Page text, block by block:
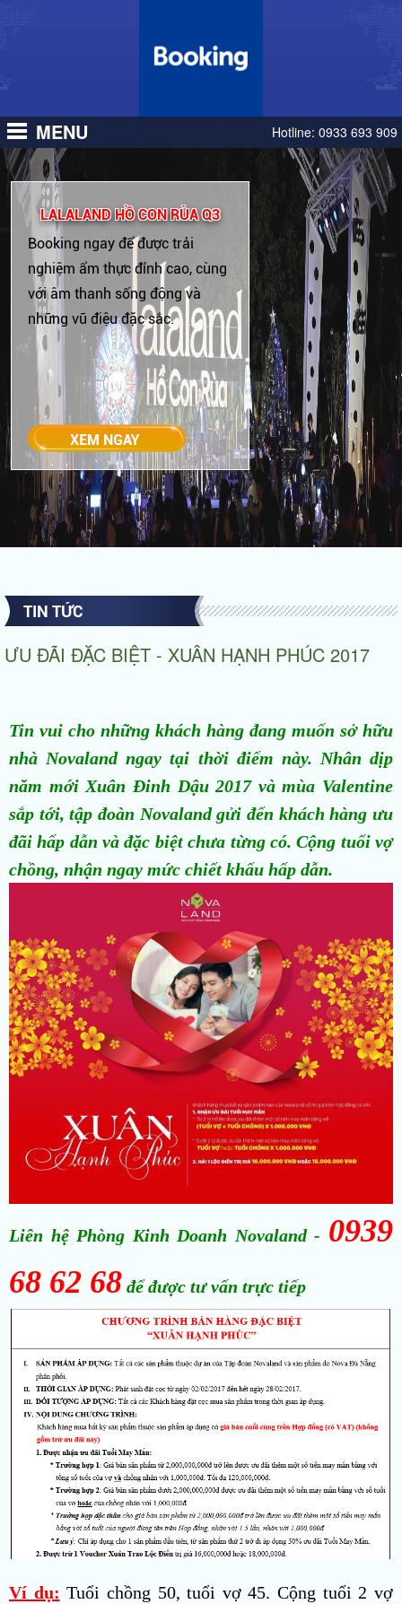
MENU Hotline: 0933 693 909
LALALAND HỒ CON RÙA Q3
Booking ngay để được trải
nghiệm ẩm thực đỉnh cao, cùng
với âm thanh sống động và
những vũ điệu đặc sắc.
TIN TỨC
ƯU ĐÃI ĐẶC BIỆT - XUÂN HẠNH PHÚC 2017
Tin vui cho những khách hàng đang muốn sở hữu
nhà Novaland ngay tại thời điểm này. Nhân dịp
năm mới Xuân Đinh Dậu 2017 và mùa Valentine
sắp tới, tập đoàn Novaland gửi đến khách hàng ưu
đãi hấp dẫn và đặc biệt chưa từng có. Cộng tuổi vợ
chồng, nhận ngay mức chiết khấu hấp dẫn.
Liên hệ Phòng Kinh Doanh Novaland - 0939
68 62 68 để được tư vấn trực tiếp
Ví dụ: Tuổi chồng 50, tuổi vợ 45. Cộng tuổi 2 vợ